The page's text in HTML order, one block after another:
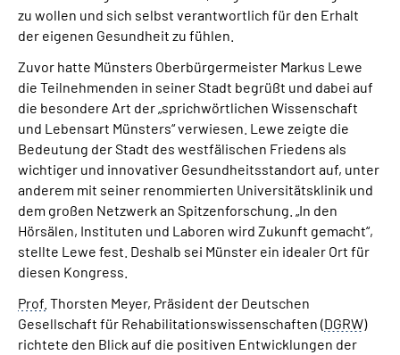
zu wollen und sich selbst verantwortlich für den Erhalt
der eigenen Gesundheit zu fühlen.
Zuvor hatte Münsters Oberbürgermeister Markus Lewe
die Teilnehmenden in seiner Stadt begrüßt und dabei auf
die besondere Art der „sprichwörtlichen Wissenschaft
und Lebensart Münsters“ verwiesen. Lewe zeigte die
Bedeutung der Stadt des westfälischen Friedens als
wichtiger und innovativer Gesundheitsstandort auf, unter
anderem mit seiner renommierten Universitätsklinik und
dem großen Netzwerk an Spitzenforschung. „In den
Hörsälen, Instituten und Laboren wird Zukunft gemacht“,
stellte Lewe fest. Deshalb sei Münster ein idealer Ort für
diesen Kongress.
Prof. Thorsten Meyer, Präsident der Deutschen
Gesellschaft für Rehabilitationswissenschaften (DGRW)
richtete den Blick auf die positiven Entwicklungen der